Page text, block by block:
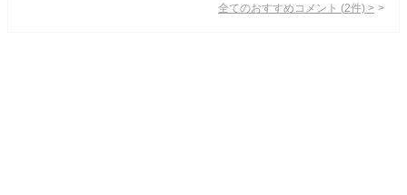
全てのおすすめコメント (2件) >